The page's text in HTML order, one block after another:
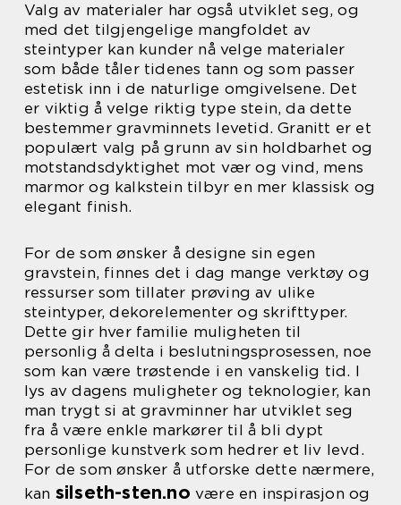
Valg av materialer har også utviklet seg, og
med det tilgjengelige mangfoldet av
steintyper kan kunder nå velge materialer
som både tåler tidenes tann og som passer
estetisk inn i de naturlige omgivelsene. Det
er viktig å velge riktig type stein, da dette
bestemmer gravminnets levetid. Granitt er et
populært valg på grunn av sin holdbarhet og
motstandsdyktighet mot vær og vind, mens
marmor og kalkstein tilbyr en mer klassisk og
elegant finish.
For de som ønsker å designe sin egen
gravstein, finnes det i dag mange verktøy og
ressurser som tillater prøving av ulike
steintyper, dekorelementer og skrifttyper.
Dette gir hver familie muligheten til
personlig å delta i beslutningsprosessen, noe
som kan være trøstende i en vanskelig tid. I
lys av dagens muligheter og teknologier, kan
man trygt si at gravminner har utviklet seg
fra å være enkle markører til å bli dypt
personlige kunstverk som hedrer et liv levd.
For de som ønsker å utforske dette nærmere,
kan silseth-sten.no være en inspirasjon og